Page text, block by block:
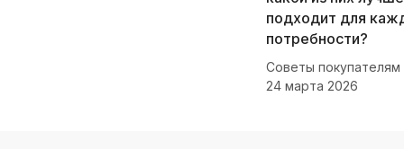
подходит для
потребности?
Советы покупателям
24 марта 2026